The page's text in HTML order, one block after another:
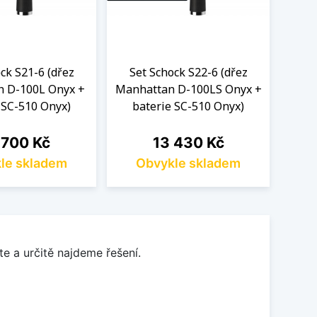
S21-6 (dřez
D-100L Onyx +
510 Onyx)
Kč
skladem
Set Schock S22-6 (dřez
Manhattan D-100LS Onyx +
baterie SC-510 Onyx)
Cena
13 430 Kč
Obvykle skladem
a určitě najdeme řešení.